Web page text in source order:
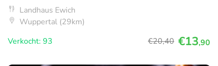
Landhaus Ewich
Wuppertal (29km)
Verkocht: 93
€20,40 €13,90